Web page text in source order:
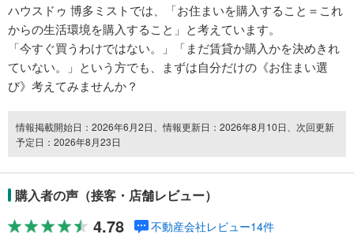
ハウスドゥ 博多ミストでは、「お住まいを購入すること＝これ
からの生活環境を購入すること」と考えています。
「今すぐ買うわけではない。」「まだ賃貸か購入かを決めきれ
ていない。」という方でも、まずは自分だけの《お住まい選
び》考えてみませんか？
情報掲載開始日：2026年6月2日、情報更新日：2026年8月10日、次回更新
予定日：2026年8月23日
購入者の声（接客・店舗レビュー）
4.78 不動産会社レビュー14件